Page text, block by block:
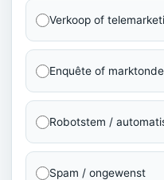
Verkoop of
Enquête of
Robotstem /
Spam / ongewenst